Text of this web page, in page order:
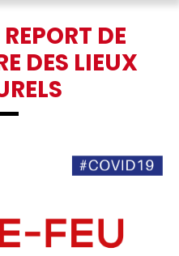
DE
DES LIEUX